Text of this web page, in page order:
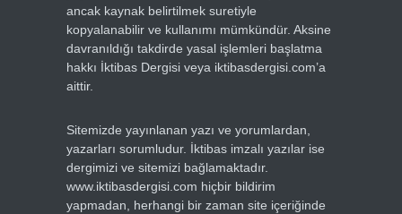
ancak kaynak belirtilmek suretiyle
kopyalanabilir ve kullanımı mümkündür. Aksine
davranıldığı takdirde yasal işlemleri başlatma
hakkı İktibas Dergisi veya iktibasdergisi.com’a
aittir.
Sitemizde yayınlanan yazı ve yorumlardan,
yazarları sorumludur. İktibas imzalı yazılar ise
dergimizi ve sitemizi bağlamaktadır.
www.iktibasdergisi.com hiçbir bildirim
yapmadan, herhangi bir zaman site içeriğinde